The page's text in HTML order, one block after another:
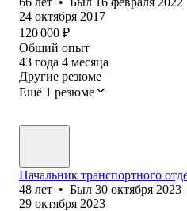
24 октября 2017
120 000 ₽
Общий опыт
43 года 4 месяца
Другие резюме
Ещё 1 резюме
Начальник транспортного
48 лет • Был 30 октября 2023
29 октября 2023